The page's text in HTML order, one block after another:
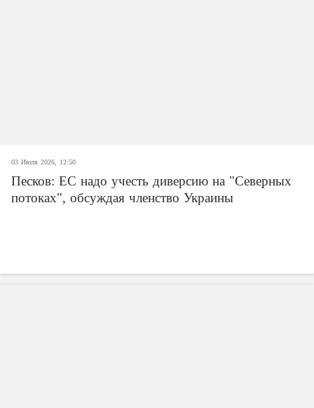
03 Июля 2026, 12:50
Песков: ЕС надо учесть диверсию на "Северных
потоках", обсуждая членство Украины